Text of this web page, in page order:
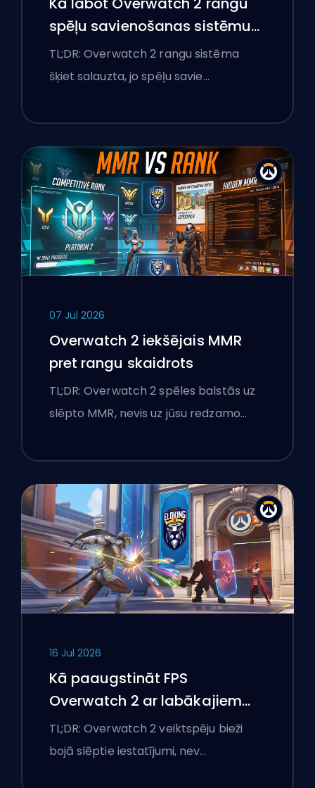
spēļu savienošanas sistēmu
un pārlieku izteiktas spēles
TL;DR: Overwatch 2 rangu sistēma
šķiet salauzta, jo spēļu savie…
07 Jul 2026
Overwatch 2 iekšējais MMR
pret rangu skaidrots
TL;DR: Overwatch 2 spēles balstās uz
slēpto MMR, nevis uz jūsu redzamo…
16 Jul 2026
Kā paaugstināt FPS
Overwatch 2 ar labākajiem
iestatījumiem
TL;DR: Overwatch 2 veiktspēju bieži
bojā slēptie iestatījumi, nev…